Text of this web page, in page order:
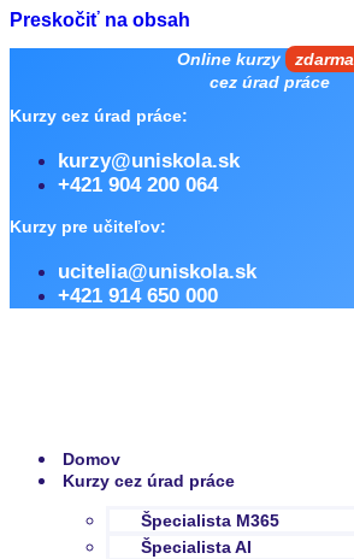
Preskočiť na obsah
Online kurzy
zdarma
cez úrad práce
Kurzy cez úrad práce:
kurzy@uniskola.sk
+421 904 200 064
Kurzy pre učiteľov:
ucitelia@uniskola.sk
+421 914 650 000
Domov
Kurzy cez úrad práce
Špecialista M365
Špecialista AI